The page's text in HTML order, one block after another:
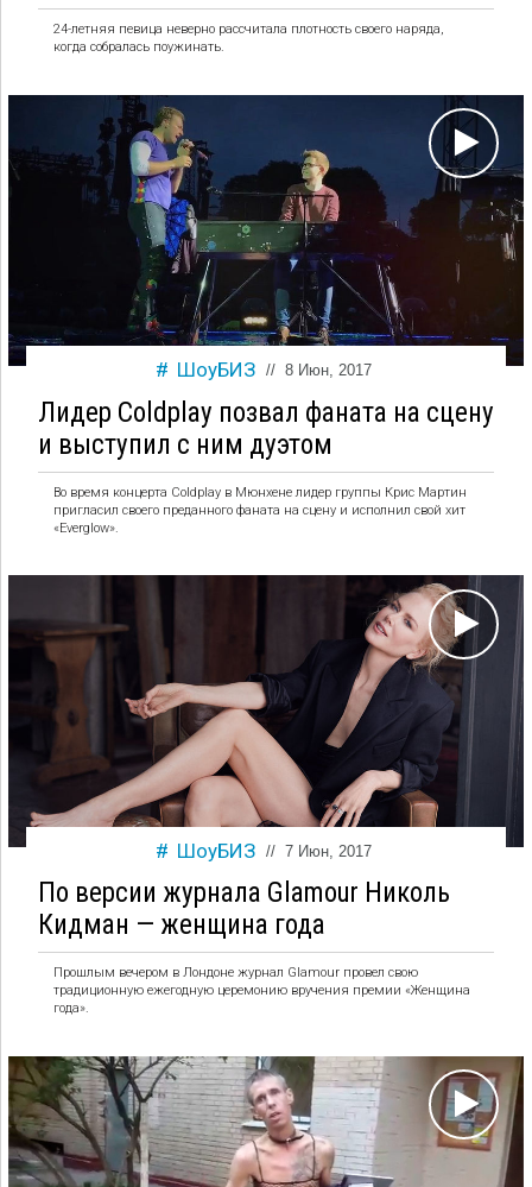
24-летняя певица неверно рассчитала плотность своего наряда,
когда собралась поужинать.
ШоуБИЗ // 8 Июн, 2017
Лидер Coldplay позвал фаната на сцену
и выступил с ним дуэтом
Во время концерта Coldplay в Мюнхене лидер группы Крис Мартин
пригласил своего преданного фаната на сцену и исполнил свой хит
«Everglow».
ШоуБИЗ // 7 Июн, 2017
По версии журнала Glamour Николь
Кидман — женщина года
Прошлым вечером в Лондоне журнал Glamour провел свою
традиционную ежегодную церемонию вручения премии «Женщина
года».